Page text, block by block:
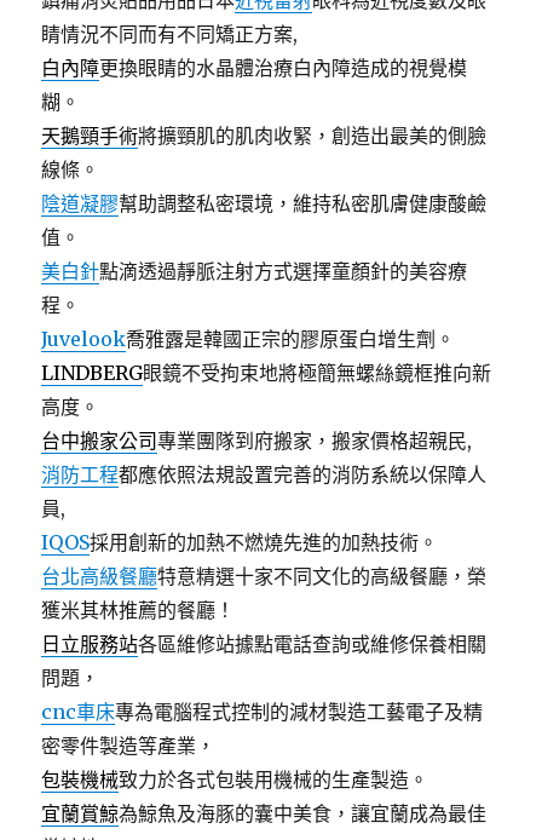
睛情況不同而有不同矯正方案,
白內障更換眼睛的水晶體治療白內障造成的視覺模
糊。
天鵝頸手術將擴頸肌的肌肉收緊，創造出最美的側臉
線條。
陰道凝膠幫助調整私密環境，維持私密肌膚健康酸鹼
值。
美白針點滴透過靜脈注射方式選擇童顏針的美容療
程。
Juvelook喬雅露是韓國正宗的膠原蛋白增生劑。
LINDBERG眼鏡不受拘束地將極簡無螺絲鏡框推向新
高度。
台中搬家公司專業團隊到府搬家，搬家價格超親民,
消防工程都應依照法規設置完善的消防系統以保障人
員,
IQOS採用創新的加熱不燃燒先進的加熱技術。
台北高級餐廳特意精選十家不同文化的高級餐廳，榮
獲米其林推薦的餐廳！
日立服務站各區維修站據點電話查詢或維修保養相關
問題，
cnc車床專為電腦程式控制的減材製造工藝電子及精
密零件製造等產業，
包裝機械致力於各式包裝用機械的生產製造。
宜蘭賞鯨為鯨魚及海豚的囊中美食，讓宜蘭成為最佳